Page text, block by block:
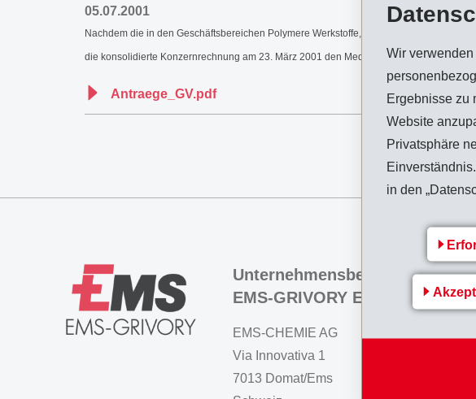
Wir
Ergebnisse zu
Website
Privatsphäre
in den
05.07.2001
Nachdem die in den Geschäftsbereichen Polymere Werkstoffe, Feinchemikalien und
die konsolidierte Konzernrechnung am 23. März 2001 den Medien vorgestellt hat,
Antraege_GV.pdf
Unternehmensbereich
EMS-GRIVORY Europe
EMS-CHEMIE AG
Via Innovativa 1
7013 Domat/Ems